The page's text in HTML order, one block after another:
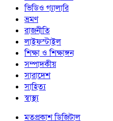
ভিডিও গ্যালারি
ভ্রমণ
রাজনীতি
লাইফস্টাইল
শিক্ষা ও শিক্ষাঙ্গন
সম্পাদকীয়
সারাদেশ
সাহিত্য
স্বাস্থ্য
মতপ্রকাশ ডিজিটাল